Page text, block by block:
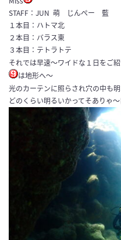
STAFF：JUN 萌 じんぺー 藍
１本目：ハトマ北
２本目：バラス東
３本目：テトラトテ
それでは早速〜ワイドな１日をご
は地形へ〜
光のカーテンに照らされ穴の中も
どのくらい明るいかってそありゃ